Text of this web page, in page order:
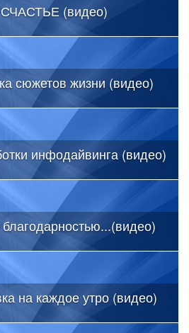
СЧАСТЬЕ (видео)
сюжетов жизни (видео)
инфодайвинга (видео)
на каждое утро (видео)